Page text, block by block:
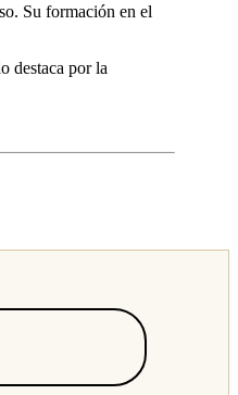
Su formación en el
destaca por la